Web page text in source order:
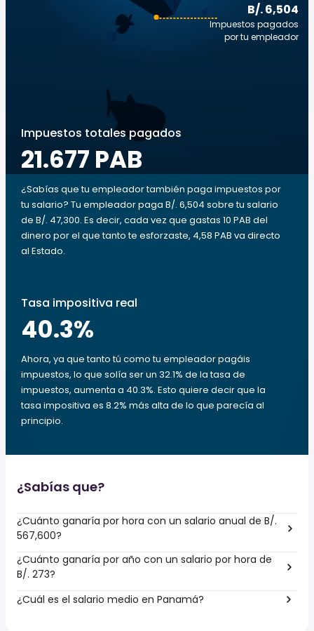
B/. 6,504
Impuestos pagados
por tu empleador
Impuestos totales pagados
21.677 PAB
¿Sabías que tu empleador también paga impuestos por
tu salario? Tu empleador paga B/. 6,504 sobre tu salario
de B/. 47,300. Es decir, cada vez que gastas 10 PAB del
dinero por el que tanto te esforzaste, 4,58 PAB va directo
al Estado.
Tasa impositiva real
40.3%
Ahora, ya que tanto tú como tu empleador pagáis
impuestos, lo que solía ser un 32.1% de la tasa de
impuestos, aumenta a 40.3%. Esto quiere decir que la
tasa impositiva es 8.2% más alta de lo que parecía al
principio.
¿Sabías que?
¿Cuánto ganaría por hora con un salario anual de B/.
567,600?
¿Cuánto ganaría por año con un salario por hora de
B/. 273?
¿Cuál es el salario medio en Panamá?